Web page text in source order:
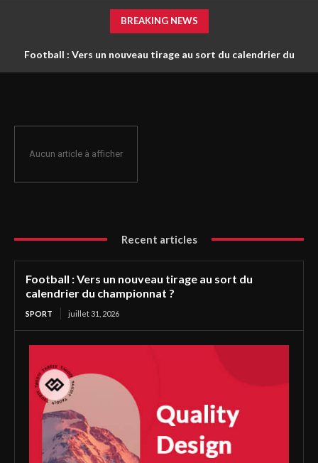
BREAKING NEWS
Football : Vers un nouveau tirage au sort du calendrier du
Aucun article à afficher
Recent articles
Football : Vers un nouveau tirage au sort du
calendrier du championnat ?
SPORT juillet 31, 2026